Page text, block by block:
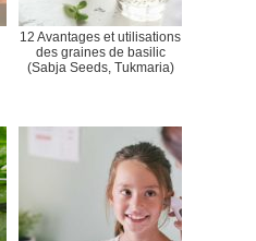
12 Avantages et utilisations
des graines de basilic
(Sabja Seeds, Tukmaria)